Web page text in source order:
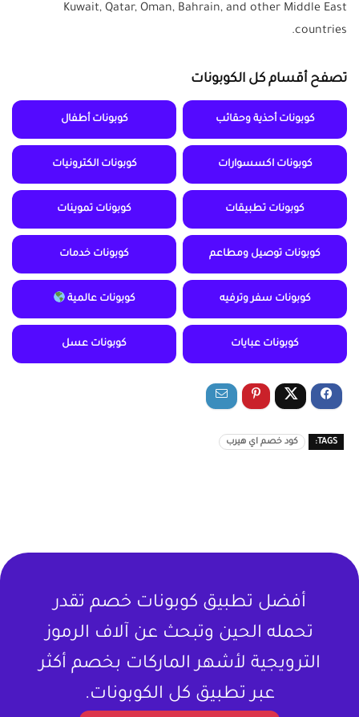
Kuwait, Qatar, Oman, Bahrain, and other Middle East
countries.
تصفح أقسام كل الكوبونات
كوبونات أحذية وحقائب كوبونات أطفال
كوبونات اكسسوارات كوبونات الكترونيات
كوبونات تطبيقات كوبونات تموينات
كوبونات توصيل ومطاعم كوبونات خدمات
كوبونات سفر وترفيه كوبونات عالمية
كوبونات عبايات كوبونات عسل
TAGS: كود خصم اي هيرب
أفضل تطبيق كوبونات خصم تقدر
تحمله الحين وتبحث عن آلاف الرموز
الترويجية لأشهر الماركات بخصم أكثر
عبر تطبيق كل الكوبونات.